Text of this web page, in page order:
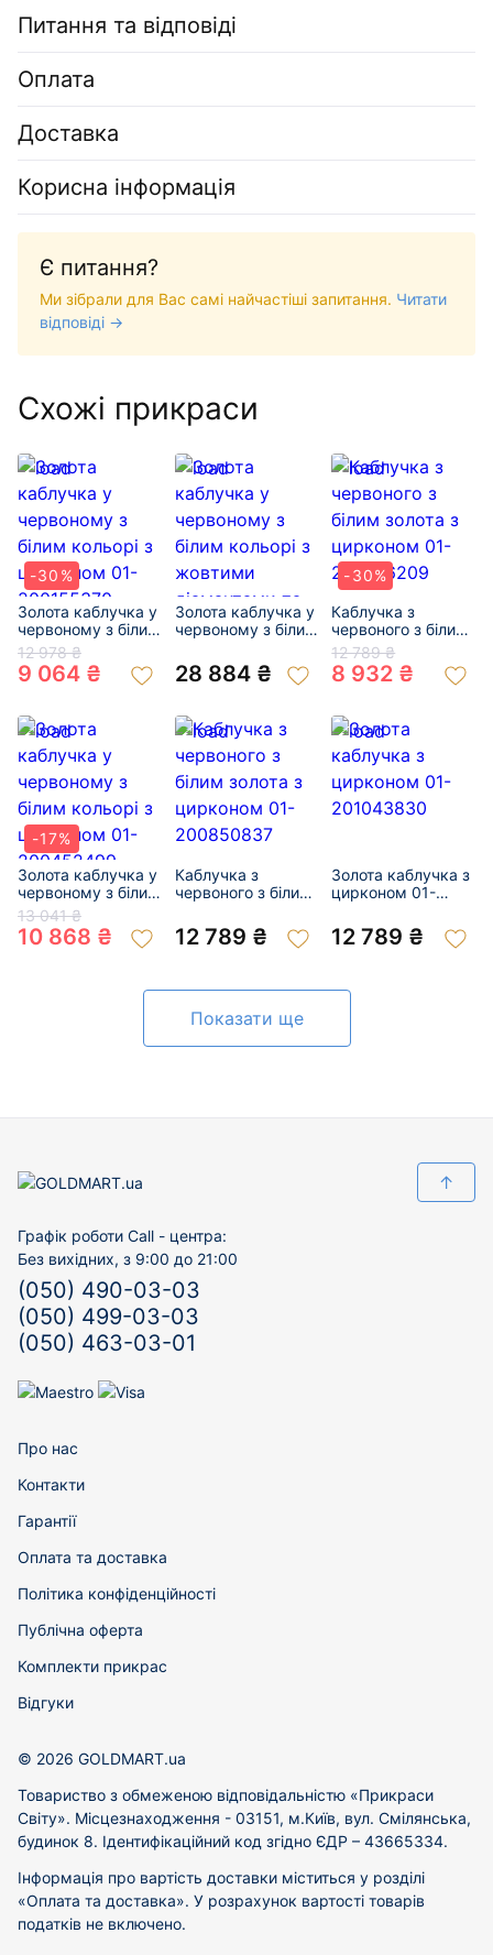
Питання та відповіді
Оплата
Доставка
Корисна інформація
Є питання?
Ми зібрали для Вас самі найчастіші запитання. Читати
відповіді →
Схожі прикраси
-30%
Золота каблучка у
червоному з білим
кольорі з
цирконом 01-
200155370
12 978 ₴
9 064 ₴
Золота каблучка у
червоному з білим
діамантами та
цирконом 01-
28 884 ₴
-30%
Каблучка з
червоного з білим
золота з цирконом
01-200376209
12 789 ₴
8 932 ₴
-17%
Золота каблучка у
червоному з білим
кольорі з
цирконом 01-
200452499
13 041 ₴
10 868 ₴
Каблучка з
червоного з білим
01-200850837
12 789 ₴
Золота каблучка з
цирконом 01-
12 789 ₴
Показати ще
↑
Графік роботи Call - центра:
Без вихідних, з 9:00 до 21:00
(050) 490-03-03
(050) 499-03-03
(050) 463-03-01
Про нас
Контакти
Гарантії
Оплата та доставка
Політика конфіденційності
Публічна оферта
Комплекти прикрас
Відгуки
© 2026 GOLDMART.ua
Товариство з обмеженою відповідальністю «Прикраси
Світу». Місцезнаходження - 03151, м.Київ, вул. Смілянська,
будинок 8. Ідентифікаційний код згідно ЄДР – 43665334.
Інформація про вартість доставки міститься у розділі
«Оплата та доставка». У розрахунок вартості товарів
податків не включено.